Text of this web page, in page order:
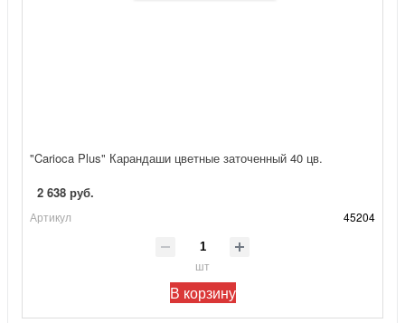
"Carioca Plus" Карандаши цветные заточенный 40 цв.
2 638 руб.
Артикул 45204
шт
В корзину